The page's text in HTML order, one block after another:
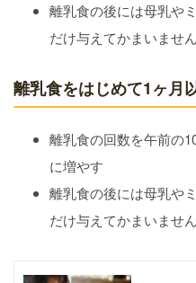
離乳食の後には母乳や
だけ与えてかまいません
離乳食をはじめて1ヶ月
離乳食の回数を午前の
に増やす
離乳食の後には母乳や
だけ与えてかまいません